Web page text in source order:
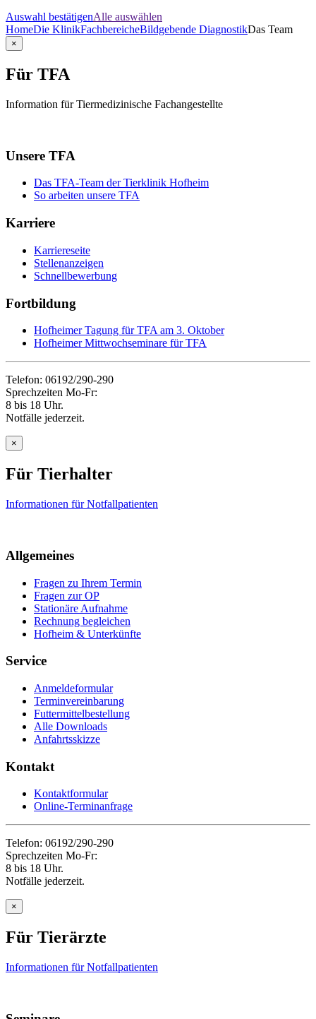
Auswahl bestätigenAlle auswählen
HomeDie KlinikFachbereicheBildgebende DiagnostikDas Team
×
Für TFA
Information für Tiermedizinische Fachangestellte
Unsere TFA
Das TFA-Team der Tierklinik Hofheim
So arbeiten unsere TFA
Karriere
Karriereseite
Stellenanzeigen
Schnellbewerbung
Fortbildung
Hofheimer Tagung für TFA am 3. Oktober
Hofheimer Mittwochseminare für TFA
Telefon: 06192/290-290
Sprechzeiten Mo-Fr:
8 bis 18 Uhr.
Notfälle jederzeit.
×
Für Tierhalter
Informationen für Notfallpatienten
Allgemeines
Fragen zu Ihrem Termin
Fragen zur OP
Stationäre Aufnahme
Rechnung begleichen
Hofheim & Unterkünfte
Service
Anmeldeformular
Terminvereinbarung
Futtermittelbestellung
Alle Downloads
Anfahrtsskizze
Kontakt
Kontaktformular
Online-Terminanfrage
Telefon: 06192/290-290
Sprechzeiten Mo-Fr:
8 bis 18 Uhr.
Notfälle jederzeit.
×
Für Tierärzte
Informationen für Notfallpatienten